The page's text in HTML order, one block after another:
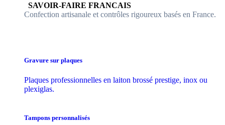
​SAVOIR-FAIRE FRANCAIS
Confection artisanale et contrôles ​rigoureux basés en France.
Gravure sur plaques
Plaques professionnelles en laiton brossé prestige, inox ou
plexiglas.
Tampons personnalisés